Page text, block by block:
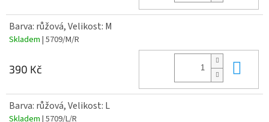
Barva: růžová, Velikost: M
Skladem | 5709/M/R
390 Kč
Barva: růžová, Velikost: L
Skladem | 5709/L/R